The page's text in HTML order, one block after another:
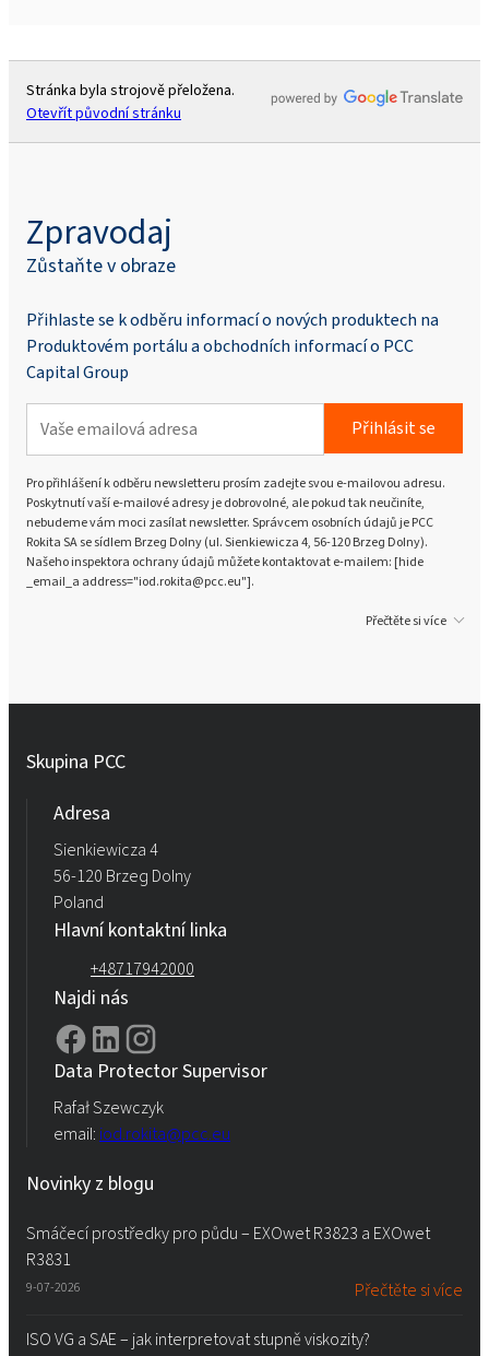
Stránka byla strojově přeložena.
Otevřít původní stránku
Zpravodaj
Zůstaňte v obraze
Přihlaste se k odběru informací o nových produktech na
Produktovém portálu a obchodních informací o PCC
Capital Group
Přihlásit se
Pro přihlášení k odběru newsletteru prosím zadejte svou e-mailovou adresu.
Poskytnutí vaší e-mailové adresy je dobrovolné, ale pokud tak neučiníte,
nebudeme vám moci zasílat newsletter. Správcem osobních údajů je PCC
Rokita SA se sídlem Brzeg Dolny (ul. Sienkiewicza 4, 56-120 Brzeg Dolny).
Našeho inspektora ochrany údajů můžete kontaktovat e-mailem: [hide
_email_a address="iod.rokita@pcc.eu"].
Přečtěte si více
Skupina PCC
Adresa
Sienkiewicza 4
56-120 Brzeg Dolny
Poland
Hlavní kontaktní linka
+48717942000
Najdi nás
Data Protector Supervisor
Rafał Szewczyk
email: iod.rokita@pcc.eu
Novinky z blogu
Smáčecí prostředky pro půdu – EXOwet R3823 a EXOwet
R3831
9-07-2026 Přečtěte si více
ISO VG a SAE – jak interpretovat stupně viskozity?